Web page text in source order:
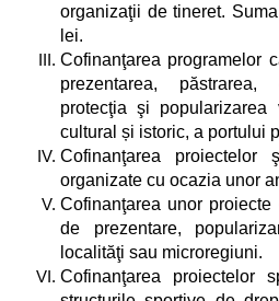
organizaţii de tineret.
lei.
Cofinanţarea programelor
prezentarea, păstrarea,
protecţia şi popularizarea
cultural și istoric, a portului
Cofinanţarea proiectelor
organizate cu ocazia unor
Cofinanţarea unor
de prezentare,
localităţi sau microregiuni.
Cofinanţarea proiectelor